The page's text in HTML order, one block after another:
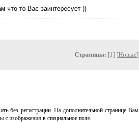
что-то Вас заинтересует ))
Страницы: [1] [Новые]
без регистрации. На дополнительной странице Вам
с изображения в специальное поле.